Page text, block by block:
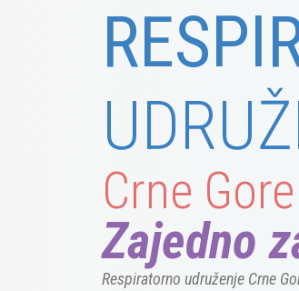
Crne Gore
Zajedno
Respiratorno udruženje Crne